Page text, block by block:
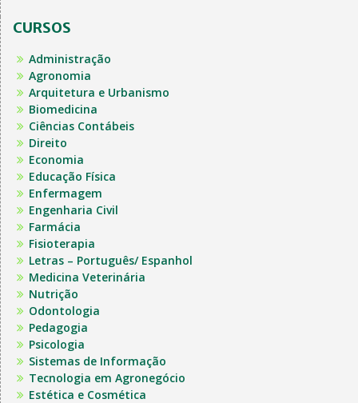
CURSOS
Administração
Agronomia
Arquitetura e Urbanismo
Biomedicina
Ciências Contábeis
Direito
Economia
Educação Física
Enfermagem
Engenharia Civil
Farmácia
Fisioterapia
Letras – Português/ Espanhol
Medicina Veterinária
Nutrição
Odontologia
Pedagogia
Psicologia
Sistemas de Informação
Tecnologia em Agronegócio
Estética e Cosmética